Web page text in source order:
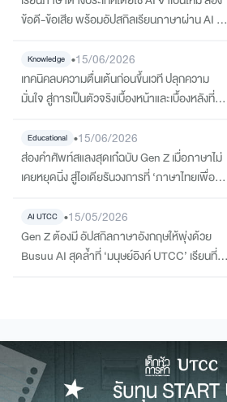
ข้อดี-ข้อเสีย พร้อมอัปสกิลเรียนภาษาผ่าน AI ให้
Knowledge •15/06/2026
เทคนิคลบความตื่นเต้นก่อนขึ้นเวที ปลุกความ
มั่นใจ สู่การเป็นตัวจริงเบื้องหน้าและเบื้องหลังที่
Educational •15/06/2026
ส่องคำศัพท์สแลงสุดเก๋ฉบับ Gen Z เมื่อภาษาไม่
เคยหยุดนิ่ง สู่ไอเดียรันวงการที่ ‘ภาษาไทยเพื่อ
AI UTCC •15/05/2026
Gen Z ต้องมี อัปสกิลภาษาอังกฤษให้พุ่งด้วย
Busuu AI สุดล้ำที่ ‘มนุษย์อิงค์ UTCC’ เรียนที่นี่